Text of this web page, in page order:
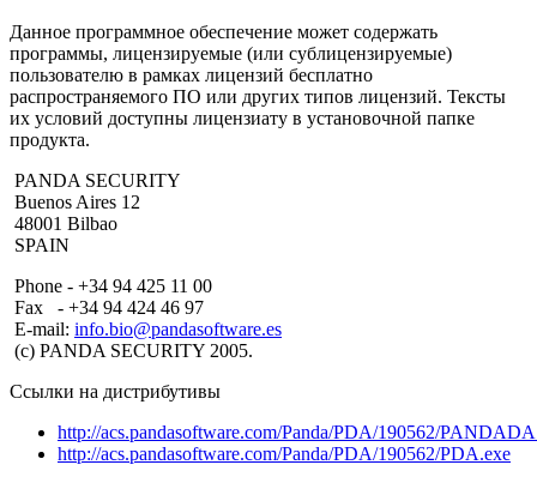
Данное программное обеспечение может содержать
программы, лицензируемые (или сублицензируемые)
пользователю в рамках лицензий бесплатно
распространяемого ПО или других типов лицензий. Тексты
их условий доступны лицензиату в установочной папке
продукта.
PANDA SECURITY
Buenos Aires 12
48001 Bilbao
SPAIN
Phone - +34 94 425 11 00
Fax - +34 94 424 46 97
E-mail: info.bio@pandasoftware.es
(c) PANDA SECURITY 2005.
Ссылки на дистрибутивы
http://acs.pandasoftware.com/Panda/PDA/190562/
http://acs.pandasoftware.com/Panda/PDA/190562/PDA.exe